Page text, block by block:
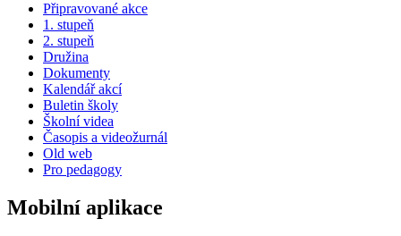
Připravované akce
1. stupeň
2. stupeň
Družina
Dokumenty
Kalendář akcí
Buletin školy
Školní videa
Časopis a videožurnál
Old web
Pro pedagogy
Mobilní aplikace